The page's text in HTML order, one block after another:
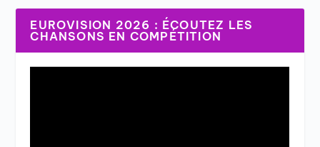
EUROVISION 2026 : ÉCOUTEZ LES
CHANSONS EN COMPÉTITION